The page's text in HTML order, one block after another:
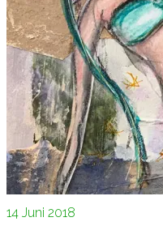
14 Juni 2018